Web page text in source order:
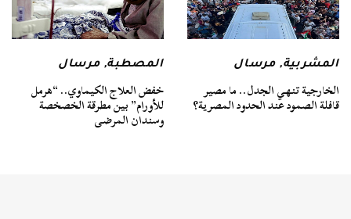
المشربية,مرسال
الخارجية تنهي الجدل.. ما مصير
قافلة الصمود عند الحدود المصرية؟
المصطبة,مرسال
خفض العلاج الكيماوي.. “هرمل
للأورام” بين مطرقة الخصخصة
وسندان المرضى